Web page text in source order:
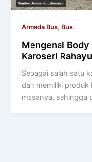
Armada Bus, Bus
Mengenal
Karoseri
Sebagai salah satu
dan memiliki produk
masanya, sehingga